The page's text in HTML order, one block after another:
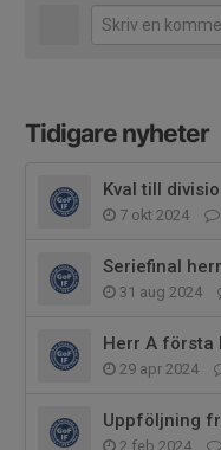
Tidigare nyheter
Kval till
7 okt 2024
Seriefinal
31 aug 2024
Herr A första
29 apr 2024
Uppföljning
2 feb 2024